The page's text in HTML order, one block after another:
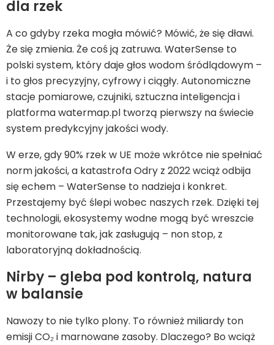
dla rzek
A co gdyby rzeka mogła mówić? Mówić, że się dławi.
Że się zmienia. Że coś ją zatruwa. WaterSense to
polski system, który daje głos wodom śródlądowym –
i to głos precyzyjny, cyfrowy i ciągły. Autonomiczne
stacje pomiarowe, czujniki, sztuczna inteligencja i
platforma watermap.pl tworzą pierwszy na świecie
system predykcyjny jakości wody.
W erze, gdy 90% rzek w UE może wkrótce nie spełniać
norm jakości, a katastrofa Odry z 2022 wciąż odbija
się echem – WaterSense to nadzieja i konkret.
Przestajemy być ślepi wobec naszych rzek. Dzięki tej
technologii, ekosystemy wodne mogą być wreszcie
monitorowane tak, jak zasługują – non stop, z
laboratoryjną dokładnością.
Nirby – gleba pod kontrolą, natura
w balansie
Nawozy to nie tylko plony. To również miliardy ton
emisji CO₂ i marnowane zasoby. Dlaczego? Bo wciąż